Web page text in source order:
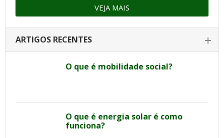
VEJA MAIS
ARTIGOS RECENTES
O que é mobilidade social?
O que é energia solar é como
funciona?